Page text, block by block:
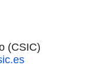
(CSIC)